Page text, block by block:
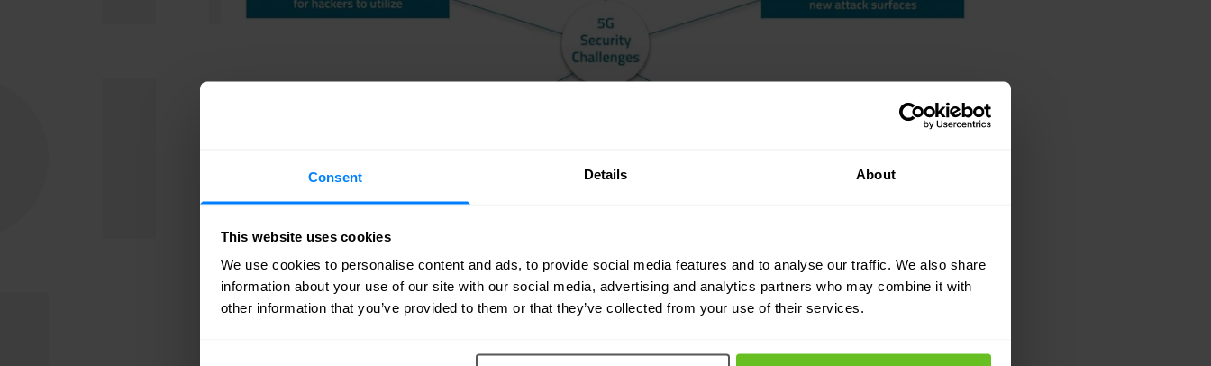
Consent Details About
This website uses cookies
We use cookies to personalise content and ads, to provide social media features and to analyse our traffic. We also share
information about your use of our site with our social media, advertising and analytics partners who may combine it with
other information that you’ve provided to them or that they’ve collected from your use of their services.
1. La coexistence de la 4G et de la 5G exige une